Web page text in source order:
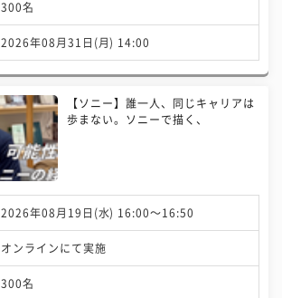
300名
2026年08月31日(月) 14:00
【ソニー】誰一人、同じキャリアは
歩まない。ソニーで描く、
2026年08月19日(水) 16:00〜16:50
オンラインにて実施
300名